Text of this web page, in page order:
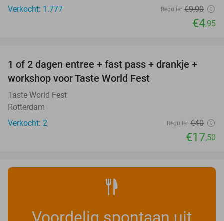
Verkocht: 1.777
Regulier €9,90
€4,95
56%
TODAY
1 of 2 dagen entree + fast pass + drankje +
workshop voor Taste World Fest
Taste World Fest
Rotterdam
Verkocht: 2
Regulier €40
€17,50